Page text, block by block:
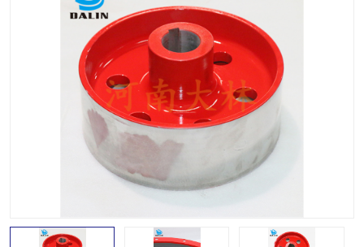
PO隔膜离合器 气胎离合器
泥浆泵空气包胶囊 气动元件
DY隔膜式离合器 CB离合器
联轴器